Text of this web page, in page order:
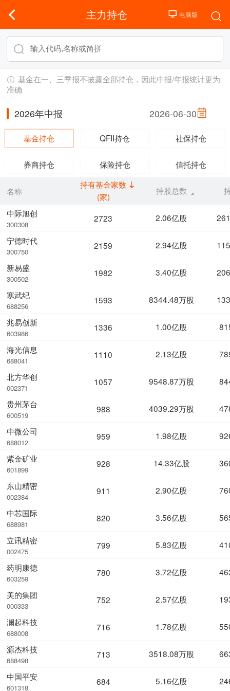
主力持仓
基金在一、三季报不披露全部持仓，因此中报/年报统计更为
准确
2026年中报 2026-06-30
基金持仓 QFII持仓 社保持仓
券商持仓 保险持仓 信托持仓
名称
中际旭创
300308
宁德时代
300750
新易盛
300502
寒武纪
688256
兆易创新
603986
海光信息
688041
北方华创
002371
贵州茅台
600519
中微公司
688012
紫金矿业
601899
东山精密
002384
中芯国际
688981
立讯精密
002475
药明康德
603259
美的集团
000333
澜起科技
688008
源杰科技
688498
中国平安
601318
持有基金家数
(家)
持股总数
2723 2.06亿股
2159 2.94亿股
1982 3.40亿股
1593 8344.48万股
1336 1.00亿股
1110 2.13亿股
1057 9548.87万股
988 4039.29万股
959 1.98亿股
928 14.33亿股
911 2.90亿股
820 3.56亿股
799 5.83亿股
780 3.72亿股
752 2.57亿股
716 1.78亿股
713 3518.08万股
684 5.16亿股